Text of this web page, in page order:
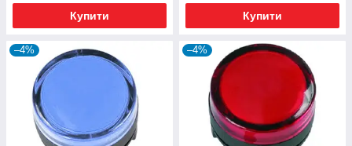
Купити Купити
–4% –4%